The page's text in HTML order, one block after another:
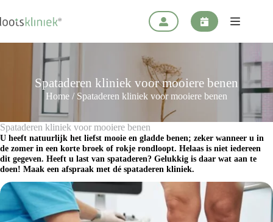
naar
de
Spataderen kliniek voor mooiere benen
Home / Spataderen kliniek voor mooiere benen
Spataderen kliniek voor mooiere benen
U heeft natuurlijk het liefst mooie en gladde benen; zeker wanneer u in
de zomer in een korte broek of rokje rondloopt. Helaas is niet iedereen
dit gegeven. Heeft u last van spataderen? Gelukkig is daar wat aan te
doen! Maak een afspraak met dé spataderen kliniek.